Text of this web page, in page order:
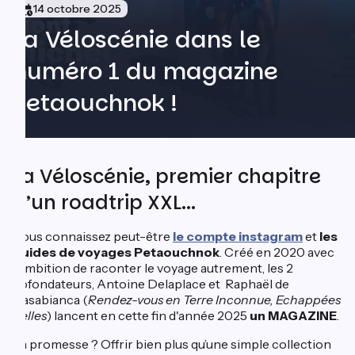
14 octobre 2025
La Véloscénie dans le
numéro 1 du magazine
Petaouchnok !
La Véloscénie, premier chapitre
d’un roadtrip XXL...
Vous connaissez peut-être le compte instagramet les
guides de voyages Petaouchnok. Créé en 2020 avec
l'ambition de raconter le voyage autrement, les 2
cofondateurs, Antoine Delaplace et Raphaël de
Casabianca (Rendez-vous en Terre Inconnue, Echappées
Belles) lancent en cette fin d'année 2025 un MAGAZINE.
La promesse ? Offrir bien plus qu’une simple collection